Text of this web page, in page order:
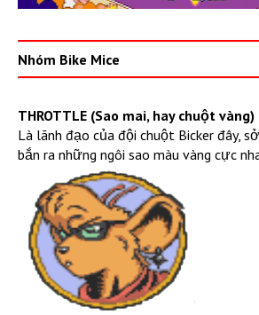
Nhóm Bike Mice
THROTTLE (Sao mai, hay chuột vàng)
Là lãnh đạo của đội chuột Bicker đây,
bắn ra những ngôi sao màu vàng cực